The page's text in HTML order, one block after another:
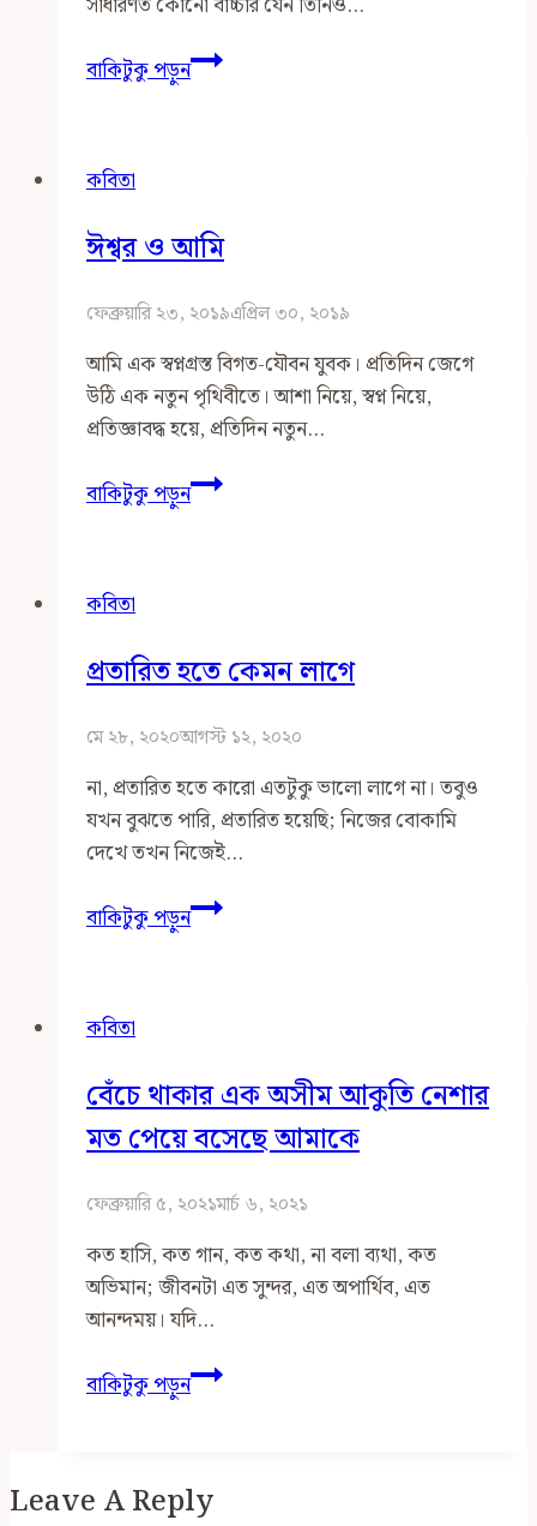
বাকিটুকু পড়ুনসামাজিক
যোগাযোগ
কবিতা
ঈশ্বর ও আমি
ফেব্রুয়ারি ২৩, ২০১৯এপ্রিল ৩০, ২০১৯
আমি এক স্বপ্নগ্রস্ত বিগত-যৌবন যুবক। প্রতিদিন জেগে
উঠি এক নতুন পৃথিবীতে। আশা নিয়ে, স্বপ্ন নিয়ে,
প্রতিজ্ঞাবদ্ধ হয়ে, প্রতিদিন নতুন…
বাকিটুকু পড়ুনঈশ্বর
ও
কবিতা
প্রতারিত হতে কেমন লাগে
মে ২৮, ২০২০আগস্ট ১২, ২০২০
না, প্রতারিত হতে কারো এতটুকু ভালো লাগে না। তবুও
যখন বুঝতে পারি, প্রতারিত হয়েছি; নিজের বোকামি
দেখে তখন নিজেই…
বাকিটুকু পড়ুনপ্রতারিত
হতে
কবিতা
বেঁচে থাকার এক অসীম আকুতি নেশার
মত পেয়ে বসেছে আমাকে
ফেব্রুয়ারি ৫, ২০২১মার্চ ৬, ২০২১
কত হাসি, কত গান, কত কথা, না বলা ব্যথা, কত
অভিমান; জীবনটা এত সুন্দর, এত অপার্থিব, এত
আনন্দময়। যদি…
বাকিটুকু পড়ুনবেঁচে
থাকার
আকুতি
Leave A Reply